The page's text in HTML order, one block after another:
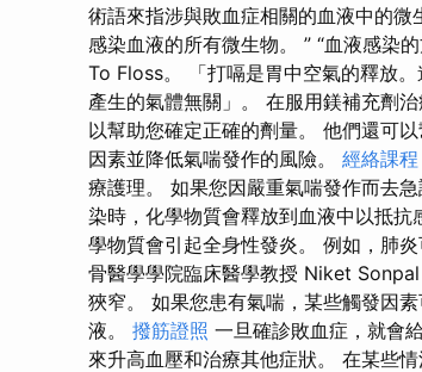
術語來指涉與敗血症相關的血液中的
感染血液的所有微生物。 ” “血液感染
To Floss。 「打嗝是胃中空氣的釋放
產生的氣體無關」。 在服用鎂補充劑
以幫助您確定正確的劑量。 他們還可
因素並降低氣喘發作的風險。 經絡課程
療護理。 如果您因嚴重氣喘發作而去
染時，化學物質會釋放到血液中以抵
學物質會引起全身性發炎。 例如，肺
骨醫學學院臨床醫學教授 Niket
狹窄。 如果您患有氣喘，某些觸發因
液。 撥筋證照 一旦確診敗血症，就會
來升高血壓和治療其他症狀。 在某些